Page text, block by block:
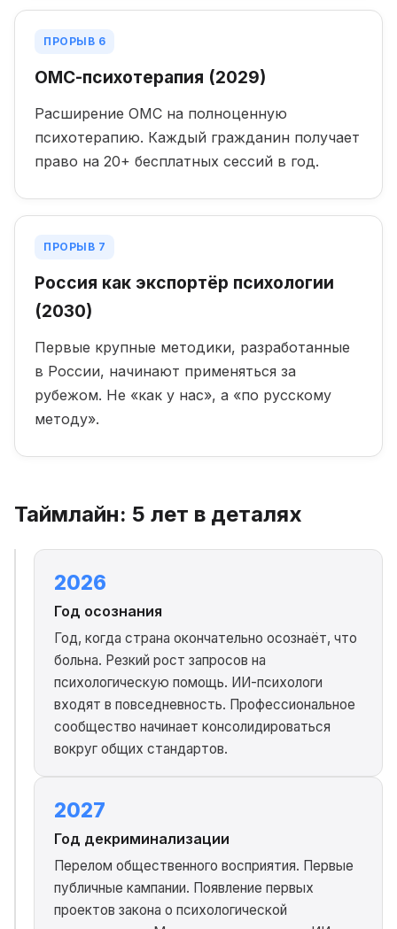
ПРОРЫВ 6
ОМС-психотерапия (2029)
Расширение ОМС на полноценную
психотерапию. Каждый гражданин получает
право на 20+ бесплатных сессий в год.
ПРОРЫВ 7
Россия как экспортёр психологии
(2030)
Первые крупные методики, разработанные
в России, начинают применяться за
рубежом. Не «как у нас», а «по русскому
методу».
Таймлайн: 5 лет в деталях
2026
Год осознания
Год, когда страна окончательно осознаёт, что
больна. Резкий рост запросов на
психологическую помощь. ИИ-психологи
входят в повседневность. Профессиональное
сообщество начинает консолидироваться
вокруг общих стандартов.
2027
Год декриминализации
Перелом общественного восприятия. Первые
публичные кампании. Появление первых
проектов закона о психологической